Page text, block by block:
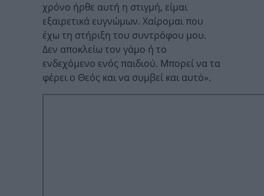
χρόνο ήρθε αυτή η στιγμή, είμαι
εξαιρετικά ευγνώμων. Χαίρομαι που
έχω τη στήριξη του συντρόφου μου.
Δεν αποκλείω τον γάμο ή το
ενδεχόμενο ενός παιδιού. Μπορεί να τα
φέρει ο Θεός και να συμβεί και αυτό».